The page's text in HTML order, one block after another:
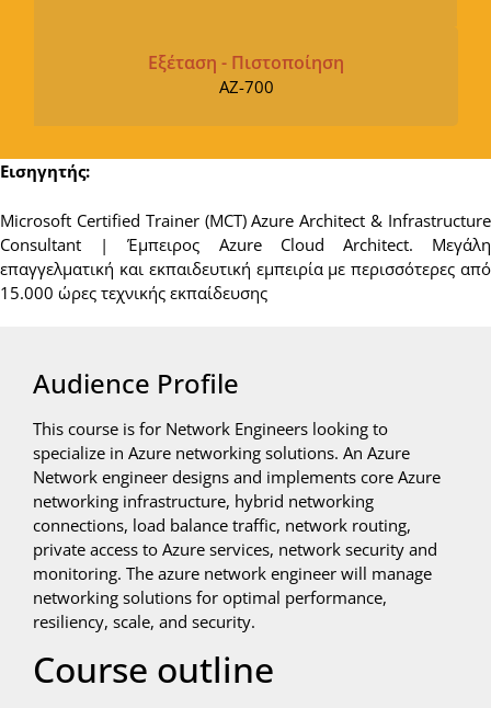
Εξέταση - Πιστοποίηση
AZ-700
Εισηγητής:
Microsoft Certified Trainer (MCT) Azure Architect & Infrastructure
Consultant | Έμπειρος Azure Cloud Architect. Μεγάλη
επαγγελματική και εκπαιδευτική εμπειρία με περισσότερες από
15.000 ώρες τεχνικής εκπαίδευσης
Audience Profile
This course is for Network Engineers looking to
specialize in Azure networking solutions. An Azure
Network engineer designs and implements core Azure
networking infrastructure, hybrid networking
connections, load balance traffic, network routing,
private access to Azure services, network security and
monitoring. The azure network engineer will manage
networking solutions for optimal performance,
resiliency, scale, and security.
Course outline